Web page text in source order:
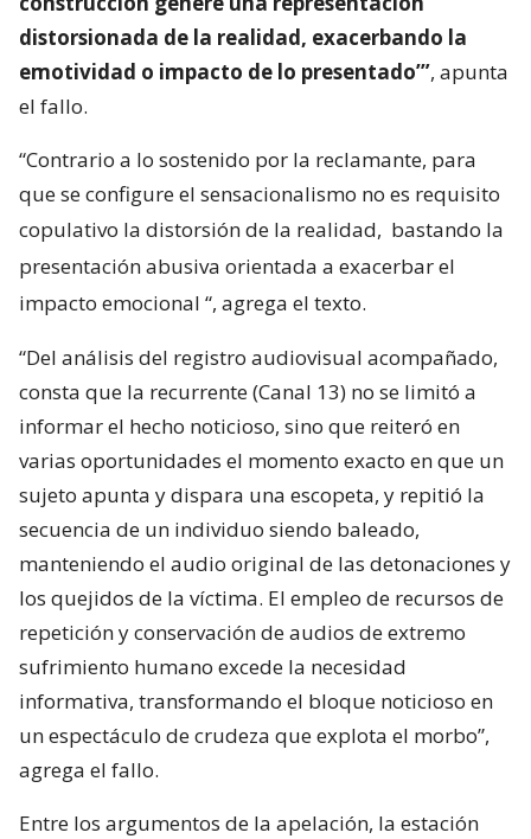
distorsionada de la realidad, exacerbando la
emotividad o impacto de lo presentado’”, apunta
el fallo.
“Contrario a lo sostenido por la reclamante, para
que se configure el sensacionalismo no es requisito
copulativo la distorsión de la realidad, bastando la
presentación abusiva orientada a exacerbar el
impacto emocional “, agrega el texto.
“Del análisis del registro audiovisual acompañado,
consta que la recurrente (Canal 13) no se limitó a
informar el hecho noticioso, sino que reiteró en
varias oportunidades el momento exacto en que un
sujeto apunta y dispara una escopeta, y repitió la
secuencia de un individuo siendo baleado,
manteniendo el audio original de las detonaciones y
los quejidos de la víctima. El empleo de recursos de
repetición y conservación de audios de extremo
sufrimiento humano excede la necesidad
informativa, transformando el bloque noticioso en
un espectáculo de crudeza que explota el morbo”,
agrega el fallo.
Entre los argumentos de la apelación, la estación